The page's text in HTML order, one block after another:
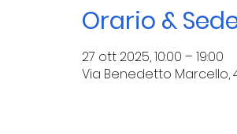
Orario &
27 ott 2025, 10:00 – 19:00
Via Benedetto Marcello,